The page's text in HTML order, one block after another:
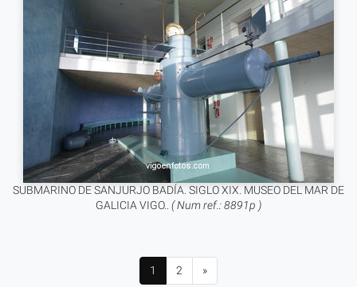
SUBMARINO DE SANJURJO BADÍA. SIGLO XIX. MUSEO DEL MAR DE
GALICIA VIGO.. ( Num ref.: 8891p )
1 2 »